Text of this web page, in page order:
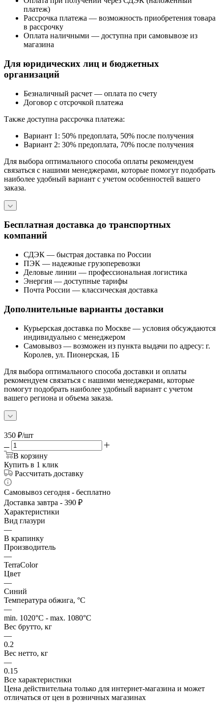
платеж)
Рассрочка платежа — возможность приобретения товара
в рассрочку
Оплата наличными — доступна при самовывозе из
магазина
Для юридических лиц и бюджетных
организаций
Безналичный расчет — оплата по счету
Договор с отсрочкой платежа
Также доступна рассрочка платежа:
Вариант 1: 50% предоплата, 50% после получения
Вариант 2: 30% предоплата, 70% после получения
Для выбора оптимального способа оплаты рекомендуем
связаться с нашими менеджерами, которые помогут подобрать
наиболее удобный вариант с учетом особенностей вашего
заказа.
Бесплатная доставка до транспортных
компаний
СДЭК — быстрая доставка по России
ПЭК — надежные грузоперевозки
Деловые линии — профессиональная логистика
Энергия — доступные тарифы
Почта России — классическая доставка
Дополнительные варианты доставки
Курьерская доставка по Москве — условия обсуждаются
индивидуально с менеджером
Самовывоз — возможен из пункта выдачи по адресу: г.
Королев, ул. Пионерская, 1Б
Для выбора оптимального способа доставки и оплаты
рекомендуем связаться с нашими менеджерами, которые
помогут подобрать наиболее удобный вариант с учетом
вашего региона и объема заказа.
350 ₽/шт
В корзину
Купить в 1 клик
Рассчитать доставку
Самовывоз сегодня - бесплатно
Доставка завтра - 390 ₽
Характеристики
Вид глазури
—
В крапинку
Производитель
—
TerraColor
Цвет
—
Синий
Температура обжига, °C
—
min. 1020°C - max. 1080°C
Вес брутто, кг
—
0.2
Вес нетто, кг
—
0.15
Все характеристики
Цена действительна только для интернет-магазина и может
отличаться от цен в розничных магазинах